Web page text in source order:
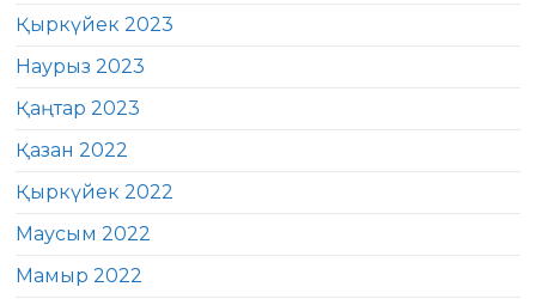
Қыркүйек 2023
Наурыз 2023
Қаңтар 2023
Қазан 2022
Қыркүйек 2022
Маусым 2022
Мамыр 2022